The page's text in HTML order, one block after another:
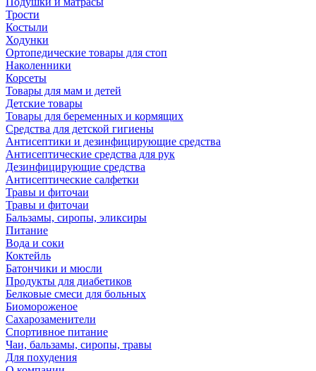
Трости
Костыли
Ходунки
Ортопедические товары для стоп
Наколенники
Корсеты
Товары для мам и детей
Детские товары
Товары для беременных и кормящих
Средства для детской гигиены
Антисептики и дезинфицирующие средства
Антисептические средства для рук
Дезинфицирующие средства
Антисептические салфетки
Травы и фиточаи
Травы и фиточаи
Бальзамы, сиропы, эликсиры
Питание
Вода и соки
Коктейль
Батончики и мюсли
Продукты для диабетиков
Белковые смеси для больных
Биомороженое
Сахарозаменители
Спортивное питание
Чаи, бальзамы, сиропы, травы
Для похудения